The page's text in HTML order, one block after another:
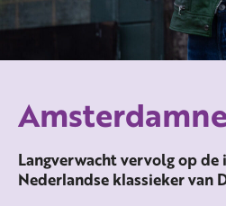
Langverwacht vervolg op de
Nederlandse klassieker van